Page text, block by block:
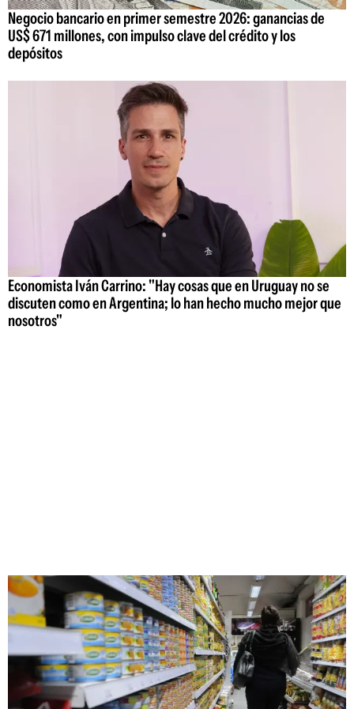
Negocio bancario en primer semestre 2026: ganancias de
US$ 671 millones, con impulso clave del crédito y los
depósitos
Economista Iván Carrino: "Hay cosas que en Uruguay no se
discuten como en Argentina; lo han hecho mucho mejor que
nosotros"